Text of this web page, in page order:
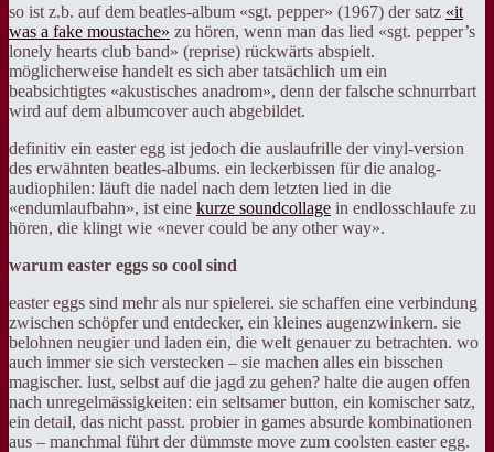
so ist z.b. auf dem beatles-album «sgt. pepper» (1967) der satz «it
was a fake moustache» zu hören, wenn man das lied «sgt. pepper’s
lonely hearts club band» (reprise) rückwärts abspielt.
möglicherweise handelt es sich aber tatsächlich um ein
beabsichtigtes «akustisches anadrom», denn der falsche schnurrbart
wird auf dem albumcover auch abgebildet.
definitiv ein easter egg ist jedoch die auslaufrille der vinyl-version
des erwähnten beatles-albums. ein leckerbissen für die analog-
audiophilen: läuft die nadel nach dem letzten lied in die
«endumlaufbahn», ist eine kurze soundcollage in endlosschlaufe zu
hören, die klingt wie «never could be any other way».
warum easter eggs so cool sind
easter eggs sind mehr als nur spielerei. sie schaffen eine verbindung
zwischen schöpfer und entdecker, ein kleines augenzwinkern. sie
belohnen neugier und laden ein, die welt genauer zu betrachten. wo
auch immer sie sich verstecken – sie machen alles ein bisschen
magischer. lust, selbst auf die jagd zu gehen? halte die augen offen
nach unregelmässigkeiten: ein seltsamer button, ein komischer satz,
ein detail, das nicht passt. probier in games absurde kombinationen
aus – manchmal führt der dümmste move zum coolsten easter egg.